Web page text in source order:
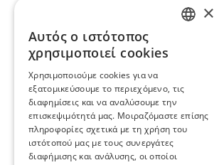
×
Αυτός ο ιστότοπος
χρησιμοποιεί cookies
Χρησιμοποιούμε cookies για να
εξατομικεύσουμε το περιεχόμενο, τις
διαφημίσεις και να αναλύσουμε την
επισκεψιμότητά μας. Μοιραζόμαστε επίσης
πληροφορίες σχετικά με τη χρήση του
ιστότοπού μας με τους συνεργάτες
διαφήμισης και ανάλυσης, οι οποίοι